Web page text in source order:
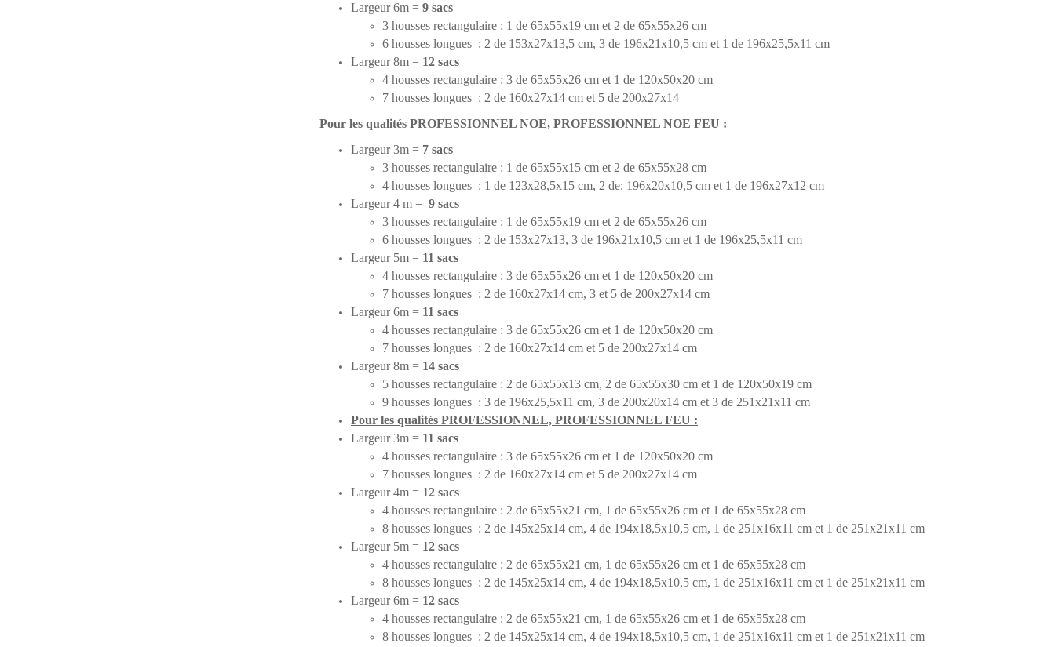
Largeur 6m = 9 sacs
3 housses rectangulaire : 1 de 65x55x19 cm et 2 de 65x55x26 cm
6 housses longues : 2 de 153x27x13,5 cm, 3 de 196x21x10,5 cm et 1 de 196x25,5x11 cm
Largeur 8m = 12 sacs
4 housses rectangulaire : 3 de 65x55x26 cm et 1 de 120x50x20 cm
7 housses longues : 2 de 160x27x14 cm et 5 de 200x27x14
Pour les qualités PROFESSIONNEL NOE, PROFESSIONNEL NOE FEU :
Largeur 3m = 7 sacs
3 housses rectangulaire : 1 de 65x55x15 cm et 2 de 65x55x28 cm
4 housses longues : 1 de 123x28,5x15 cm, 2 de: 196x20x10,5 cm et 1 de 196x27x12 cm
Largeur 4 m = 9 sacs
3 housses rectangulaire : 1 de 65x55x19 cm et 2 de 65x55x26 cm
6 housses longues : 2 de 153x27x13, 3 de 196x21x10,5 cm et 1 de 196x25,5x11 cm
Largeur 5m = 11 sacs
4 housses rectangulaire : 3 de 65x55x26 cm et 1 de 120x50x20 cm
7 housses longues : 2 de 160x27x14 cm, 3 et 5 de 200x27x14 cm
Largeur 6m = 11 sacs
4 housses rectangulaire : 3 de 65x55x26 cm et 1 de 120x50x20 cm
7 housses longues : 2 de 160x27x14 cm et 5 de 200x27x14 cm
Largeur 8m = 14 sacs
5 housses rectangulaire : 2 de 65x55x13 cm, 2 de 65x55x30 cm et 1 de 120x50x19 cm
9 housses longues : 3 de 196x25,5x11 cm, 3 de 200x20x14 cm et 3 de 251x21x11 cm
Pour les qualités PROFESSIONNEL, PROFESSIONNEL FEU :
Largeur 3m = 11 sacs
4 housses rectangulaire : 3 de 65x55x26 cm et 1 de 120x50x20 cm
7 housses longues : 2 de 160x27x14 cm et 5 de 200x27x14 cm
Largeur 4m = 12 sacs
4 housses rectangulaire : 2 de 65x55x21 cm, 1 de 65x55x26 cm et 1 de 65x55x28 cm
8 housses longues : 2 de 145x25x14 cm, 4 de 194x18,5x10,5 cm, 1 de 251x16x11 cm et 1 de 251x21x11 cm
Largeur 5m = 12 sacs
4 housses rectangulaire : 2 de 65x55x21 cm, 1 de 65x55x26 cm et 1 de 65x55x28 cm
8 housses longues : 2 de 145x25x14 cm, 4 de 194x18,5x10,5 cm, 1 de 251x16x11 cm et 1 de 251x21x11 cm
Largeur 6m = 12 sacs
4 housses rectangulaire : 2 de 65x55x21 cm, 1 de 65x55x26 cm et 1 de 65x55x28 cm
8 housses longues : 2 de 145x25x14 cm, 4 de 194x18,5x10,5 cm, 1 de 251x16x11 cm et 1 de 251x21x11 cm